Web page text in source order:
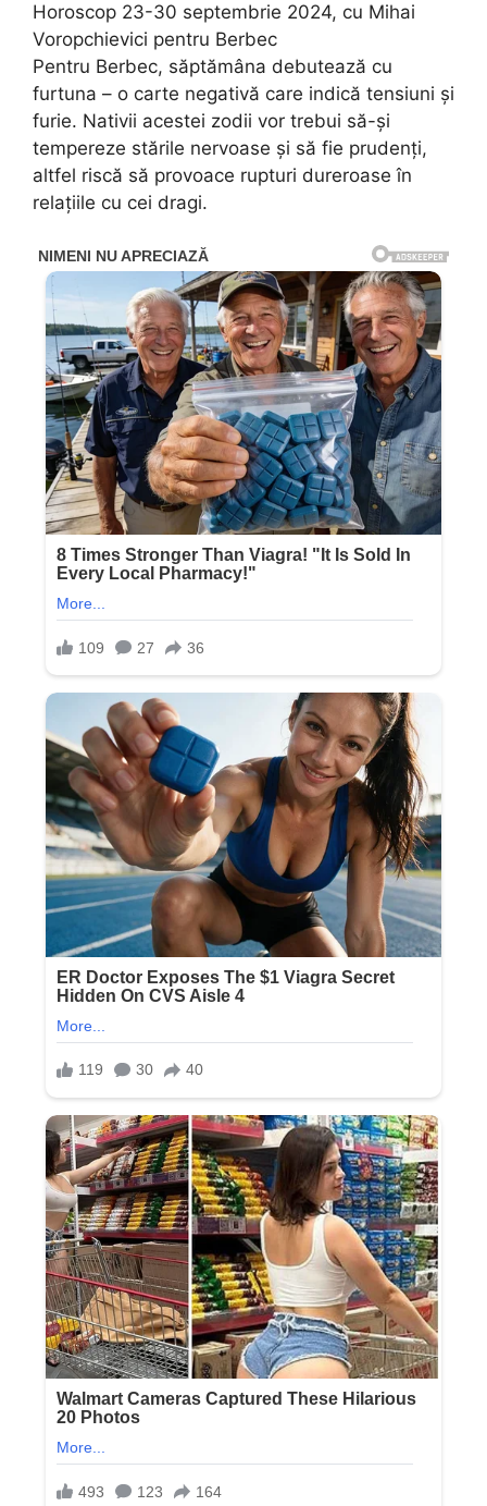
Horoscop 23-30 septembrie 2024, cu Mihai
Voropchievici pentru Berbec
Pentru Berbec, săptămâna debutează cu
furtuna – o carte negativă care indică tensiuni și
furie. Nativii acestei zodii vor trebui să-și
tempereze stările nervoase și să fie prudenți,
altfel riscă să provoace rupturi dureroase în
relațiile cu cei dragi.